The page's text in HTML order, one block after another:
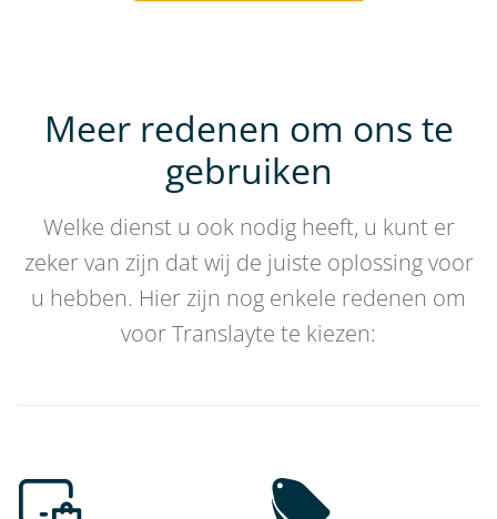
Meer redenen om ons te
gebruiken
Welke dienst u ook nodig heeft, u kunt er
zeker van zijn dat wij de juiste oplossing voor
u hebben. Hier zijn nog enkele redenen om
voor Translayte te kiezen: